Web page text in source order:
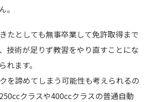
。
たとしても無事卒業して免許取得まで
技術が足りず教習をやり直すことにな
れます。
を諦めてしまう可能性も考えられるの
クラスや400ccクラスの普通自動